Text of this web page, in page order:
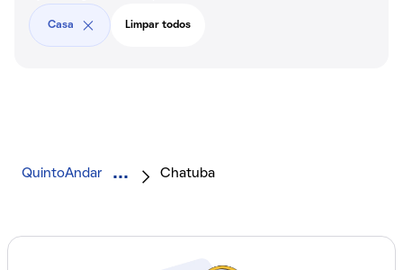
Casa Limpar todos
QuintoAndar Chatuba